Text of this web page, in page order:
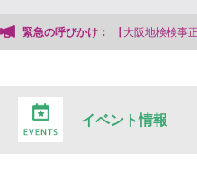
緊急の呼びかけ：【大阪地検検事正による
イベント情報